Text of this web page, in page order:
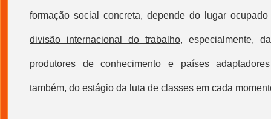
formação social concreta, depende do lugar
divisão internacional do trabalho, especialmente,
produtores de conhecimento e países
também, do estágio da luta de classes em cada